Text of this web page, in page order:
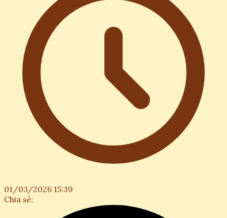
01/03/2026 15:39
Chia sẻ: